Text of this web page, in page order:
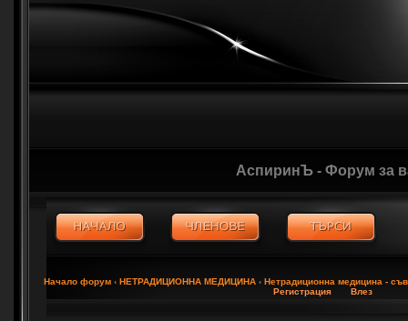
АспиринЪ - Форум за
Начало форум ‹ НЕТРАДИЦИОННА МЕДИЦИНА ‹ Нетрадиционна медицина -
Регистрация
Влез